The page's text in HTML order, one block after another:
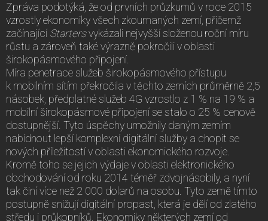
Zpráva podotýká, že od prvních průzkumů v roce 2015
vzrostly ekonomiky všech zkoumaných zemí, přičemž
začínající Startersvykázali nejvyšší složenou roční míru
růstu a zároveň také výrazně pokročili v oblasti
širokopásmového připojení.
Míra penetrace služeb širokopásmového přístupu
k mobilním sítím překročila v těchto zemích průměrně 2,5
násobek, předplatné služeb 4G vzrostlo z 1 % na 19 % a
mobilní širokopásmové připojení se stalo o 25 % cenově
dostupnější. Tyto úspěchy umožnily daným zemím
nabídnout lepší komplexní digitální služby a chopit se
nových příležitostí v oblasti ekonomického rozvoje.
Kromě toho se jejich výdaje v oblasti elektronického
obchodování od roku 2014 téměř zdvojnásobily, a nyní
tak činí více než 2 000 dolarů na osobu. Tyto země tímto
postupně snižují digitální propast, která je dělí od zlatého
středu i průkopníků. Ekonomiky některých zemí od